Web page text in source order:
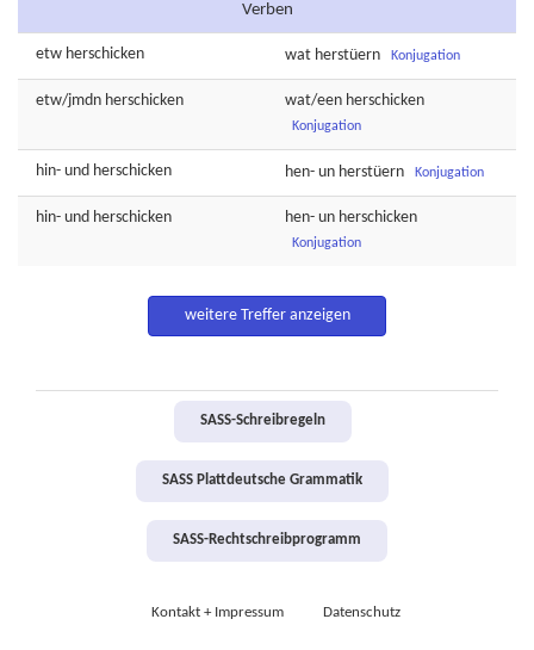
Verben
etw herschicken wat herstüern Konjugation
etw/jmdn herschicken wat/een herschicken
Konjugation
hin- und herschicken hen- un herstüern Konjugation
hin- und herschicken hen- un herschicken
Konjugation
weitere Treffer anzeigen
SASS-Schreibregeln
SASS Plattdeutsche Grammatik
SASS-Rechtschreibprogramm
Kontakt + Impressum Datenschutz